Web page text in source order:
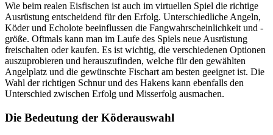
Wie beim realen Eisfischen ist auch im virtuellen Spiel die richtige
Ausrüstung entscheidend für den Erfolg. Unterschiedliche Angeln,
Köder und Echolote beeinflussen die Fangwahrscheinlichkeit und -
größe. Oftmals kann man im Laufe des Spiels neue Ausrüstung
freischalten oder kaufen. Es ist wichtig, die verschiedenen Optionen
auszuprobieren und herauszufinden, welche für den gewählten
Angelplatz und die gewünschte Fischart am besten geeignet ist. Die
Wahl der richtigen Schnur und des Hakens kann ebenfalls den
Unterschied zwischen Erfolg und Misserfolg ausmachen.
Die Bedeutung der Köderauswahl